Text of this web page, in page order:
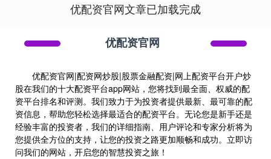
优配资官网文章已加载完成
优配资官网
优配资官网|配资网炒股|股票金融配资|网上配资平台开户炒
股在我们的十大配资平台app网站，您将找到最全面、权威的配
资平台排名和评测。我们致力于为投资者提供最新、最可靠的配
资信息，帮助您轻松选择最适合的配资平台。无论您是新手还是
经验丰富的投资者，我们的详细指南、用户评论和专家分析将为
您提供全方位的支持，让您的投资之路更加顺畅和成功。立即访
问我们的网站，开启您的智慧投资之旅！